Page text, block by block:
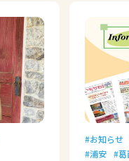
お知らせ
浦安
葛